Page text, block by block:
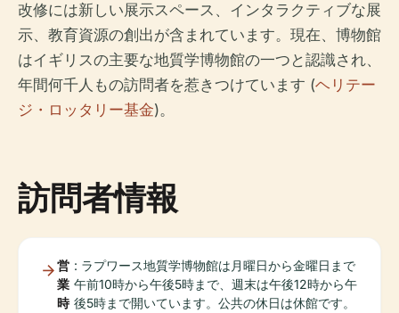
改修には新しい展示スペース、インタラクティブな展
示、教育資源の創出が含まれています。現在、博物館
はイギリスの主要な地質学博物館の一つと認識され、
年間何千人もの訪問者を惹きつけています (ヘリテー
ジ・ロッタリー基金)。
訪問者情報
営
業
時
: ラプワース地質学博物館は月曜日から金曜日まで
午前10時から午後5時まで、週末は午後12時から午
後5時まで開いています。公共の休日は休館です。